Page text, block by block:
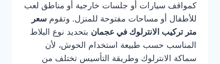
كمواقف سيارات أو جلسات خارجية أو مناطق لعب
للأطفال أو مساحات مفتوحة للمنزل. وتقوم سعر
متر تركيب الانترلوك في عجمان بتحديد نوع البلاط
المناسب حسب طبيعة استخدام الحوش، لأن
سماكة الانترلوك وطريقة التأسيس تختلف من